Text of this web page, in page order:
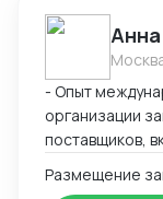
- Опыт
организации
поставщиков,
контрактов и
Установление